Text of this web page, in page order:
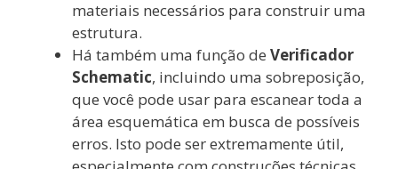
materiais necessários para construir uma
estrutura.
Há também uma função de Verificador
Schematic, incluindo uma sobreposição,
que você pode usar para escanear toda a
área esquemática em busca de possíveis
erros. Isto pode ser extremamente útil,